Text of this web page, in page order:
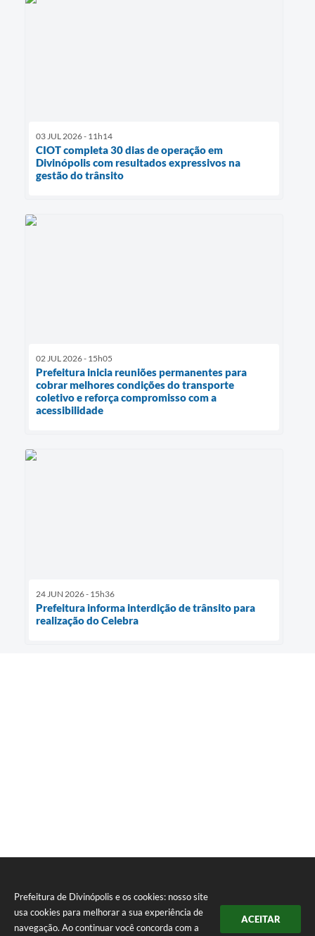
Prefeitura de Divinópolis e os cookies: nosso site
usa cookies para melhorar a sua experiência de
navegação. Ao continuar você concorda com a
ACEITAR
03 JUL 2026 - 11h14
CIOT completa 30 dias de operação em
Divinópolis com resultados expressivos na
gestão do trânsito
02 JUL 2026 - 15h05
Prefeitura inicia reuniões permanentes para
cobrar melhores condições do transporte
coletivo e reforça compromisso com a
acessibilidade
24 JUN 2026 - 15h36
Prefeitura informa interdição de trânsito para
realização do Celebra